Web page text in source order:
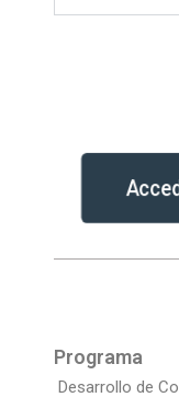
Programa
Desarrollo de